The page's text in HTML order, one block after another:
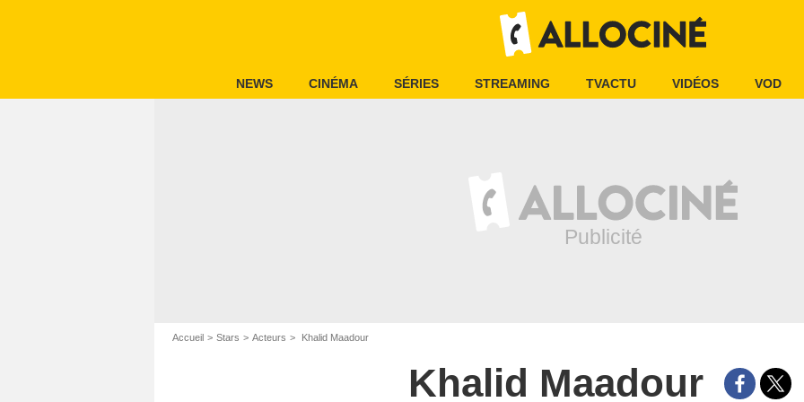
NEWS CINÉMA SÉRIES STREAMING TVACTU VIDÉOS VOD
Accueil Stars Acteurs Khalid Maadour
Khalid Maadour